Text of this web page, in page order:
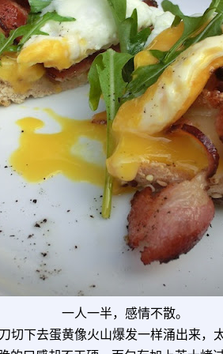
一人一半，感情不散。
切下去蛋黄像火山爆发一样涌出来，